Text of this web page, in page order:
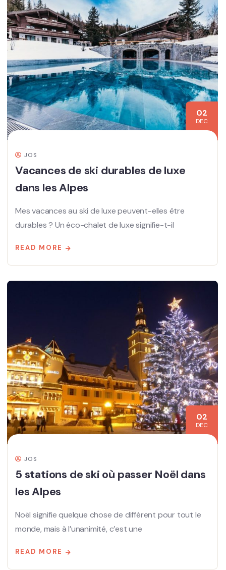
02
DEC
JOS
Vacances de ski durables de luxe
dans les Alpes
Mes vacances au ski de luxe peuvent-elles être
durables ? Un éco-chalet de luxe signifie-t-il
READ MORE
02
DEC
JOS
5 stations de ski où passer Noël dans
les Alpes
Noël signifie quelque chose de différent pour tout le
monde, mais à l’unanimité, c’est une
READ MORE